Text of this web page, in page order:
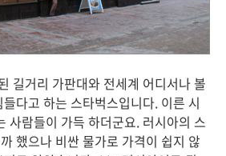
길거리 가판대와 전세계 어디서나 볼
다고 하는 스타벅스입니다. 이른 시
사람들이 가득 하더군요. 러시아의 스
했으나 비싼 물가로 가격이 쉽지 않